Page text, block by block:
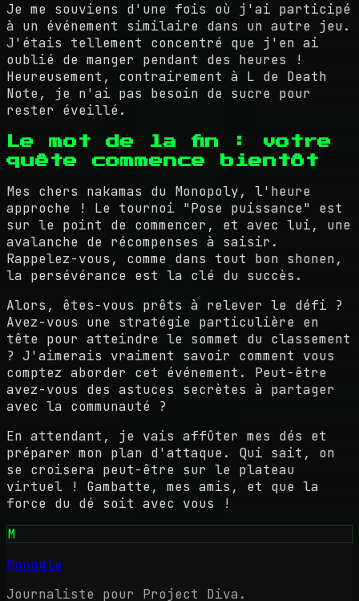
Je me souviens d'une fois où j'ai participé
à un événement similaire dans un autre jeu.
J'étais tellement concentré que j'en ai
oublié de manger pendant des heures !
Heureusement, contrairement à L de Death
Note, je n'ai pas besoin de sucre pour
rester éveillé.
Le mot de la fin : votre
quête commence bientôt
Mes chers nakamas du Monopoly, l'heure
approche ! Le tournoi "Pose puissance" est
sur le point de commencer, et avec lui, une
avalanche de récompenses à saisir.
Rappelez-vous, comme dans tout bon shonen,
la persévérance est la clé du succès.
Alors, êtes-vous prêts à relever le défi ?
Avez-vous une stratégie particulière en
tête pour atteindre le sommet du classement
? J'aimerais vraiment savoir comment vous
comptez aborder cet événement. Peut-être
avez-vous des astuces secrètes à partager
avec la communauté ?
En attendant, je vais affûter mes dés et
préparer mon plan d'attaque. Qui sait, on
se croisera peut-être sur le plateau
virtuel ! Gambatte, mes amis, et que la
force du dé soit avec vous !
M
Mooogle
Journaliste pour Project Diva.